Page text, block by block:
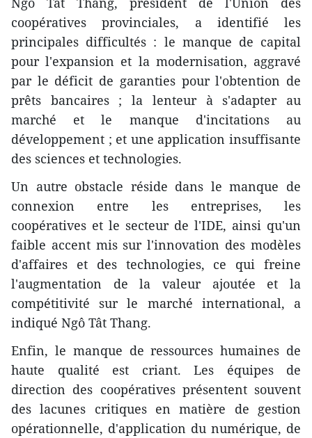
coopératives provinciales, a identifié les
principales difficultés : le manque de capital
pour l'expansion et la modernisation, aggravé
par le déficit de garanties pour l'obtention de
prêts bancaires ; la lenteur à s'adapter au
marché et le manque d'incitations au
développement ; et une application insuffisante
des sciences et technologies.
Un autre obstacle réside dans le manque de
connexion entre les entreprises, les
coopératives et le secteur de l'IDE, ainsi qu'un
faible accent mis sur l'innovation des modèles
d'affaires et des technologies, ce qui freine
l'augmentation de la valeur ajoutée et la
compétitivité sur le marché international, a
indiqué Ngô Tât Thang.
Enfin, le manque de ressources humaines de
haute qualité est criant. Les équipes de
direction des coopératives présentent souvent
des lacunes critiques en matière de gestion
opérationnelle, d'application du numérique, de